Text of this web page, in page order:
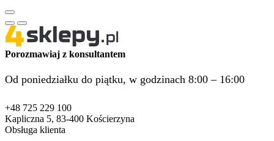
Porozmawiaj z konsultantem
Od poniedziałku do piątku, w godzinach 8:00 – 16:00
+48 725 229 100
Kapliczna 5, 83-400 Kościerzyna
Obsługa klienta